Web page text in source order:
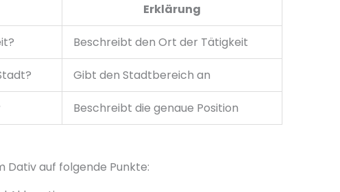
Erklärung
Beschreibt den Ort der Tätigkeit
Gibt den Stadtbereich an
Beschreibt die genaue Position
Dativ auf folgende Punkte: